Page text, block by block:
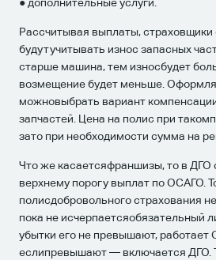
Рассчитывая выплаты, страховщики
будутучитывать износ запасных
старше машина, тем износбудет
возмещение будет меньше.
можновыбрать вариант
запчастей. Цена на полис при
зато при необходимости сумма на
Что же касаетсяфраншизы, то в ДГО
верхнему порогу выплат по ОСАГО.
полисдобровольного страхования
пока не исчерпаетсяобязательный
убытки его не превышают, работает
еслипревышают — включается ДГО.